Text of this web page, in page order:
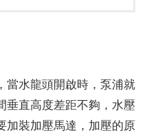
當水龍頭開啟時，泵浦就
垂直高度差距不夠，水壓
加裝加壓馬達，加壓的原